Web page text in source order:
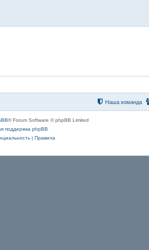
Наша команда
® Forum Software © phpBB Limited
поддержка phpBB
| Правила